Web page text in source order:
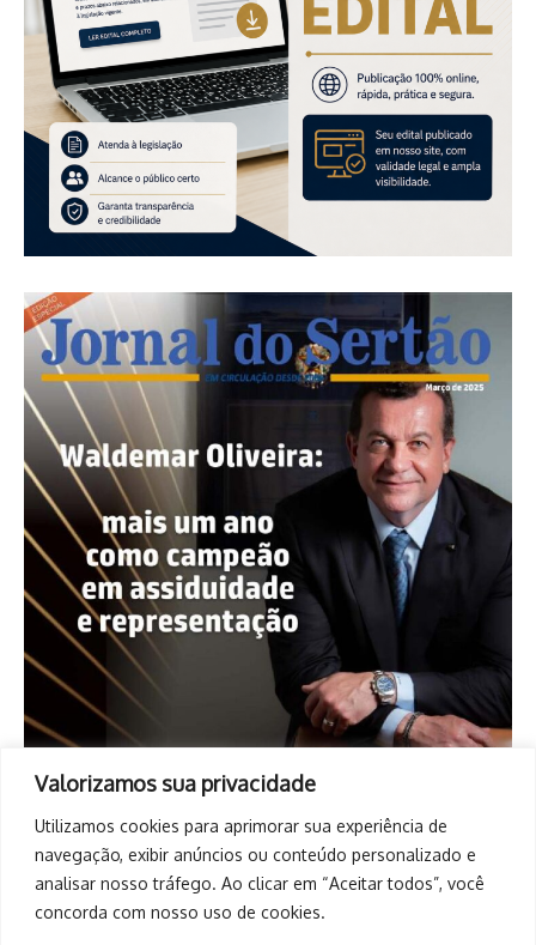
Valorizamos sua privacidade
Utilizamos cookies para aprimorar sua experiência de
navegação, exibir anúncios ou conteúdo personalizado e
analisar nosso tráfego. Ao clicar em “Aceitar todos”, você
concorda com nosso uso de cookies.